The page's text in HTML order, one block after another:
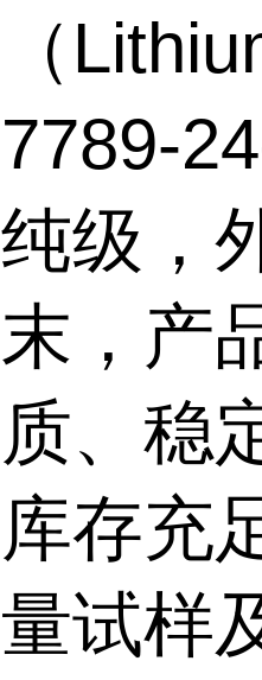
（
7789-
纯级，
末，产
质、稳
库存充
量试样